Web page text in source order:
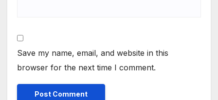
Save my name, email, and website in this
browser for the next time I comment.